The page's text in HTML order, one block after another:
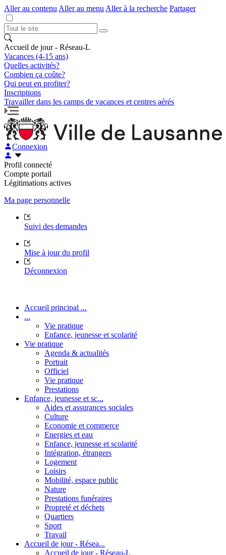
Aller au contenu Aller au menu Aller à la recherche Partager
Accueil de jour - Réseau-L
Vacances (4-15 ans)
Quelles activités?
Combien ça coûte?
Qui peut en profiter?
Inscriptions
Travailler dans les camps de vacances et centres aérés
Connexion
Profil connecté
Compte portail
Légitimations actives
Ma page personnelle
Suivi des demandes
Mise à jour du profil
Déconnexion
Accueil principal ...
...
Vie pratique
Enfance, jeunesse et scolarité
Vie pratique
Agenda & actualités
Portrait
Officiel
Vie pratique
Prestations
Enfance, jeunesse et sc...
Aides et assurances sociales
Culture
Economie et commerce
Energies et eau
Enfance, jeunesse et scolarité
Intégration, étrangers
Logement
Loisirs
Mobilité, espace public
Nature
Prestations funéraires
Propreté et déchets
Quartiers
Sport
Travail
Accueil de jour - Résea...
Accueil de jour - Réseau-L